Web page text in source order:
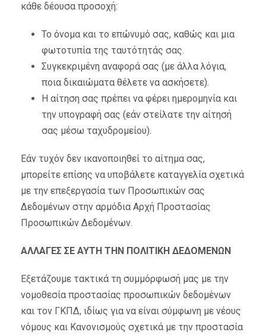
κάθε δέουσα προσοχή:
Το όνομα και το επώνυμό σας, καθώς και μια
φωτοτυπία της ταυτότητάς σας.
Συγκεκριμένη αναφορά σας (με άλλα λόγια,
ποια δικαιώματα θέλετε να ασκήσετε).
Η αίτηση σας πρέπει να φέρει ημερομηνία και
την υπογραφή σας (εάν στείλατε την αίτησή
σας μέσω ταχυδρομείου).
Εάν τυχόν δεν ικανοποιηθεί το αίτημα σας,
μπορείτε επίσης να υποβάλετε καταγγελία σχετικά
με την επεξεργασία των Προσωπικών σας
Δεδομένων στην αρμόδια Αρχή Προστασίας
Προσωπικών Δεδομένων.
ΑΛΛΑΓΕΣ ΣΕ ΑΥΤΗ ΤΗΝ ΠΟΛΙΤΙΚΗ ΔΕΔΟΜΕΝΩΝ
Εξετάζουμε τακτικά τη συμμόρφωσή μας με την
νομοθεσία προστασίας προσωπικών δεδομένων
και τον ΓΚΠΔ, ιδίως για να είναι σύμφωνη με νέους
νόμους και Κανονισμούς σχετικά με την προστασία